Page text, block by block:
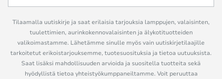
Tilaamalla uutiskirje ja saat erilaisia tarjouksia lamppujen, valaisinten,
tuulettimien, aurinkokennovalaisinten ja älykotituotteiden
valikoimastamme. Lähetämme sinulle myös vain uutiskirjetilaajille
tarkoitetut erikoistarjouksemme, tuotesuosituksia ja tietoa uutuuksista.
Saat lisäksi mahdollisuuden arvioida ja suositella tuotteita sekä
hyödyllistä tietoa yhteistyökumppaneiltamme. Voit peruuttaa